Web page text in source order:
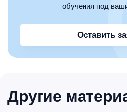
обучения под
Оставить
Другие